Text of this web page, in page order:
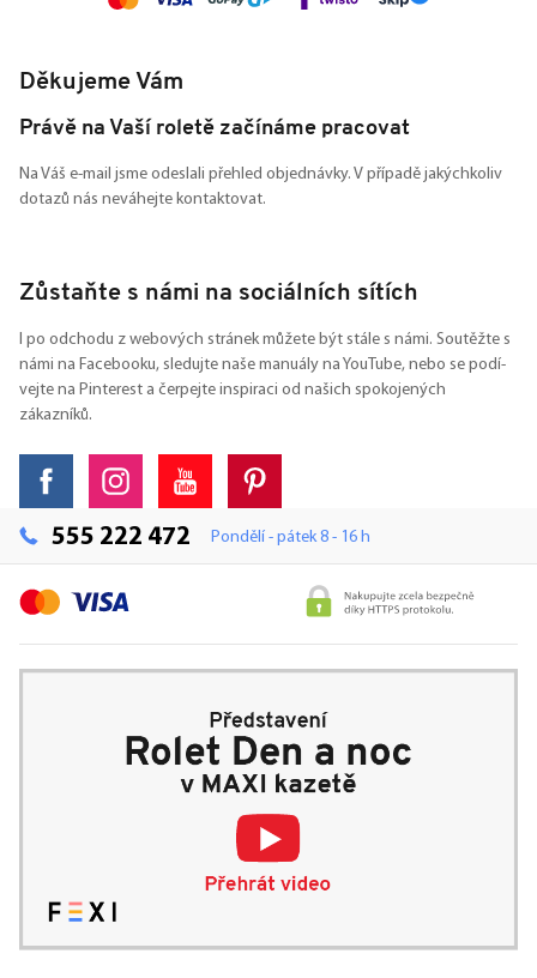
Děkujeme Vám
Právě na Vaší roletě začínáme pracovat
Na Váš e-mail jsme odeslali přehled objednávky. V případě jakýchkoliv
dotazů nás neváhejte kontaktovat.
Zůstaňte s námi na sociálních sítích
I po odchodu z webových stránek můžete být stále s námi. Soutěžte s
námi na Facebooku, sledujte naše manuály na YouTube, nebo se podí-
vejte na Pinterest a čerpejte inspiraci od našich spokojených
zákazníků.
555 222 472 Pondělí - pátek 8 - 16 h